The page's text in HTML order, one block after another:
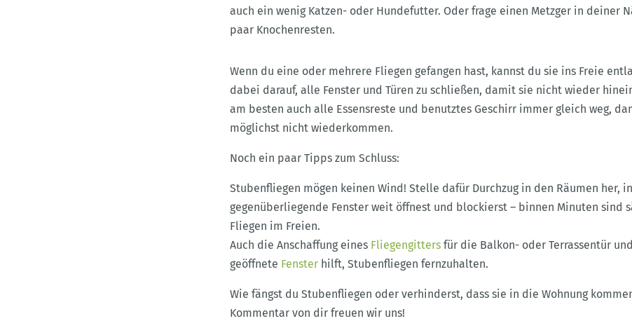
auch ein wenig Katzen- oder Hundefutter. Oder frage einen Metzger in deiner
paar Knochenresten.
Wenn du eine oder mehrere Fliegen gefangen hast, kannst du sie ins Freie
dabei darauf, alle Fenster und Türen zu schließen, damit sie nicht wieder
am besten auch alle Essensreste und benutztes Geschirr immer gleich weg,
möglichst nicht wiederkommen.
Noch ein paar Tipps zum Schluss:
Stubenfliegen mögen keinen Wind! Stelle dafür Durchzug in den Räumen her,
gegenüberliegende Fenster weit öffnest und blockierst – binnen Minuten sind
Fliegen im Freien.
Auch die Anschaffung eines Fliegengitters für die Balkon- oder Terrassentür
geöffnete Fenster hilft, Stubenfliegen fernzuhalten.
Wie fängst du Stubenfliegen oder verhinderst, dass sie in die Wohnung
Kommentar von dir freuen wir uns!